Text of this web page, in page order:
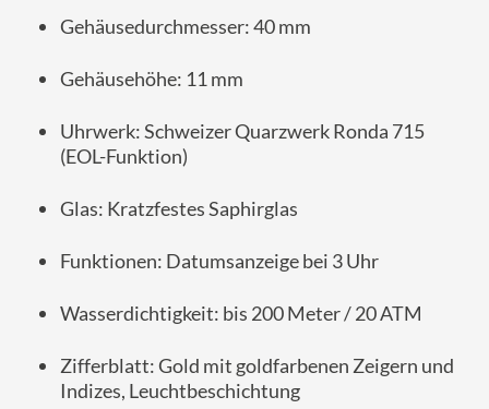
Gehäusedurchmesser:40mm
Gehäusehöhe: 11 mm
Uhrwerk:SchweizerQuarzwerkRonda 715
(EOL-Funktion)
Glas: KratzfestesSaphirglas
Funktionen: Datumsanzeigebei 3Uhr
Wasserdichtigkeit: bis 200Meter /20ATM
Zifferblatt:Gold mit goldfarbenen Zeigern und
Indizes, Leuchtbeschichtung